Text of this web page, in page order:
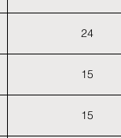
24
15
15